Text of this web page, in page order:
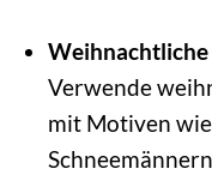
Verwende
mit Motiven